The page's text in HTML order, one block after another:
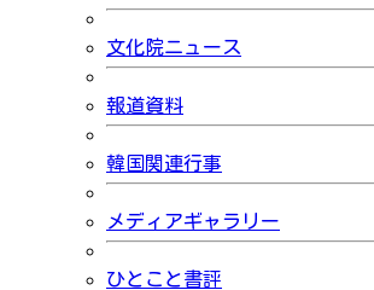
文化院ニュース
報道資料
韓国関連行事
メディアギャラリー
ひとこと書評